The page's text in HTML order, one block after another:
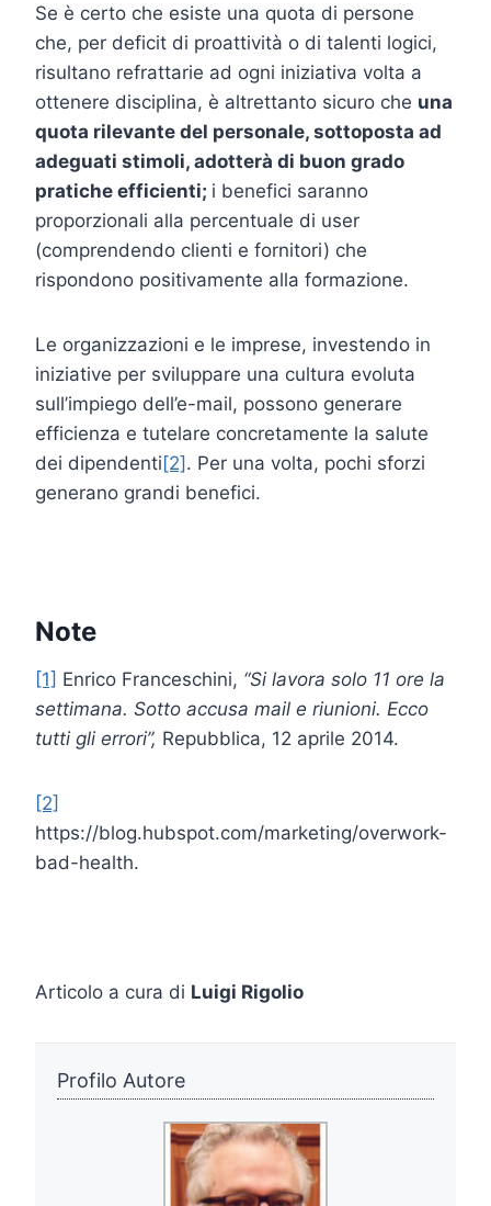
Se è certo che esiste una quota di persone
che, per deficit di proattività o di talenti logici,
risultano refrattarie ad ogni iniziativa volta a
ottenere disciplina, è altrettanto sicuro che una
quota rilevante del personale, sottoposta ad
adeguati stimoli, adotterà di buon grado
pratiche efficienti; i benefici saranno
proporzionali alla percentuale di user
(comprendendo clienti e fornitori) che
rispondono positivamente alla formazione.
Le organizzazioni e le imprese, investendo in
iniziative per sviluppare una cultura evoluta
sull’impiego dell’e-mail, possono generare
efficienza e tutelare concretamente la salute
dei dipendenti[2]. Per una volta, pochi sforzi
generano grandi benefici.
Note
[1] Enrico Franceschini, “Si lavora solo 11 ore la
settimana. Sotto accusa mail e riunioni. Ecco
tutti gli errori”, Repubblica, 12 aprile 2014.
[2]
https://blog.hubspot.com/marketing/overwork-
bad-health.
Articolo a cura di Luigi Rigolio
Profilo Autore